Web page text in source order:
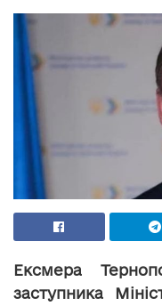
Ексмера
заступника